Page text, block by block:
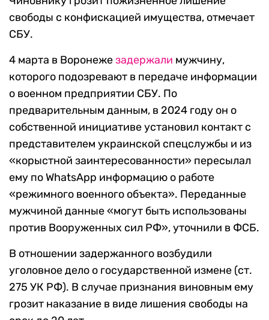
свободы с конфискацией имущества, отмечает
СБУ.
4 марта в Воронежезадержали мужчину,
которого подозревают в передаче информации
о военном предприятии СБУ. По
предварительным данным, в 2024 году он о
собственной инициативе установил контакт с
представителем украинской спецслужбы и из
«корыстной заинтересованности» пересылал
ему по WhatsApp информацию о работе
«режимного военного объекта». Переданные
мужчиной данные «могут быть использованы
против Вооруженных сил РФ», уточнили в ФСБ.
В отношении задержанного возбудили
уголовное дело о государственной измене (ст.
275 УК РФ). В случае признания виновным ему
грозит наказание в виде лишения свободы на